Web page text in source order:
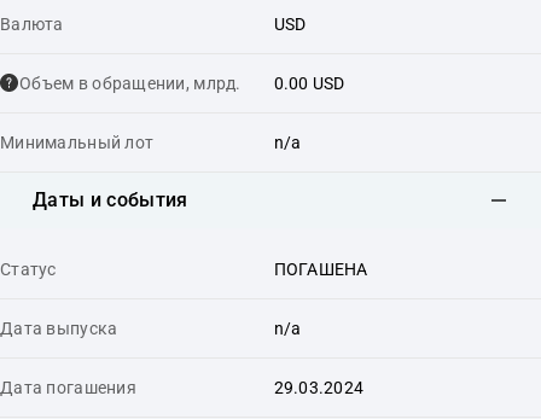
Валюта USD
Объем в обращении, млрд. 0.00 USD
Минимальный лот n/a
Даты и события
Статус ПОГАШЕНА
Дата выпуска n/a
Дата погашения 29.03.2024